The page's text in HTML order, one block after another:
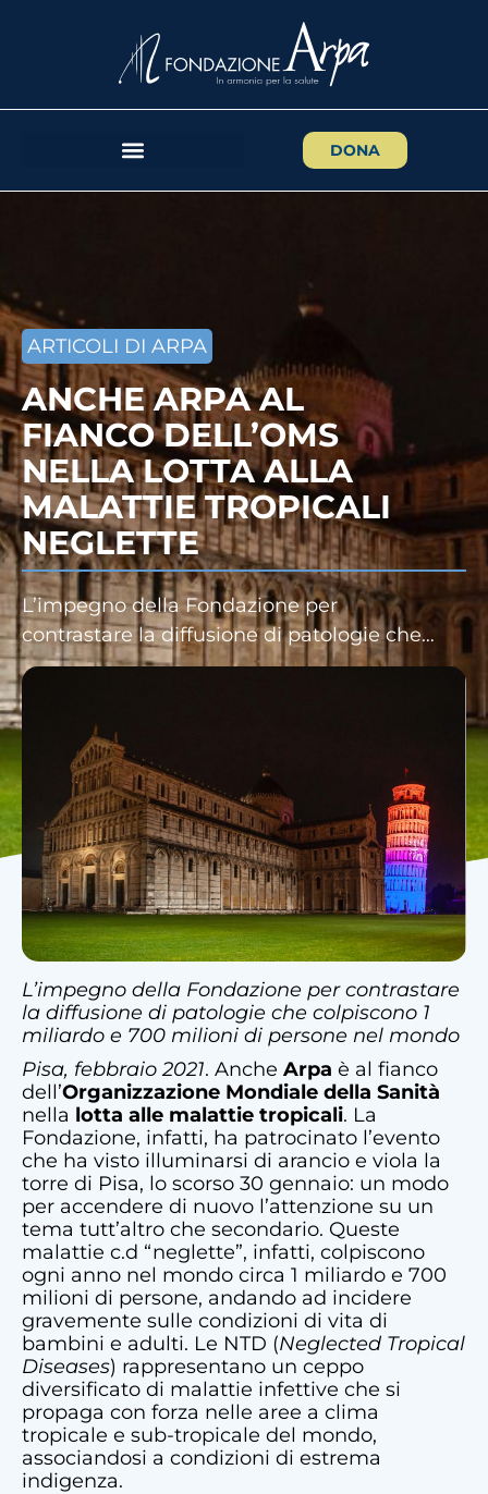
DONA
ARTICOLI DI ARPA
ANCHE ARPA AL
FIANCO DELL’OMS
NELLA LOTTA ALLA
MALATTIE TROPICALI
NEGLETTE
L’impegno della Fondazione per
contrastare la diffusione di patologie che…
L’impegno della Fondazione per contrastare
la diffusione di patologie che colpiscono 1
miliardo e 700 milioni di persone nel mondo
Pisa, febbraio 2021. Anche Arpa è al fianco
dell’Organizzazione Mondiale della Sanità
nella lotta alle malattie tropicali. La
Fondazione, infatti, ha patrocinato l’evento
che ha visto illuminarsi di arancio e viola la
torre di Pisa, lo scorso 30 gennaio: un modo
per accendere di nuovo l’attenzione su un
tema tutt’altro che secondario. Queste
malattie c.d “neglette”, infatti, colpiscono
ogni anno nel mondo circa 1 miliardo e 700
milioni di persone, andando ad incidere
gravemente sulle condizioni di vita di
bambini e adulti. Le NTD (Neglected Tropical
Diseases) rappresentano un ceppo
diversificato di malattie infettive che si
propaga con forza nelle aree a clima
tropicale e sub-tropicale del mondo,
associandosi a condizioni di estrema
indigenza.